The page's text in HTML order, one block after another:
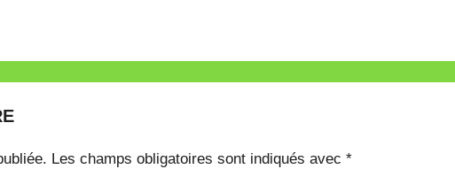
Les champs obligatoires sont indiqués avec *